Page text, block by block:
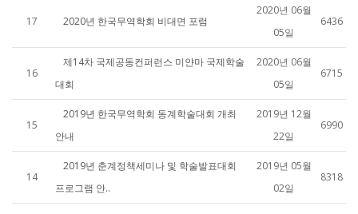
17 2020년 한국무역학회 비대면 포럼
2020년 06월
05일
6436
16
제14차 국제공동컨퍼런스 미얀마 국제학술
대회
2020년 06월
05일
6715
15
2019년 한국무역학회 동계학술대회 개최
안내
2019년 12월
22일
6990
14
2019년 춘계정책세미나 및 학술발표대회
프로그램 안..
2019년 05월
02일
8318